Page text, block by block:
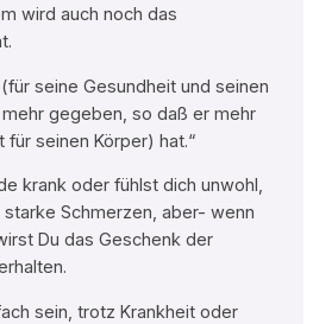
wird auch noch das
seine Gesundheit und seinen
gegeben, so daß er mehr
seinen Körper) hat.“
krank oder fühlst dich unwohl,
Schmerzen, aber- wenn
Du das Geschenk der
sein, trotz Krankheit oder